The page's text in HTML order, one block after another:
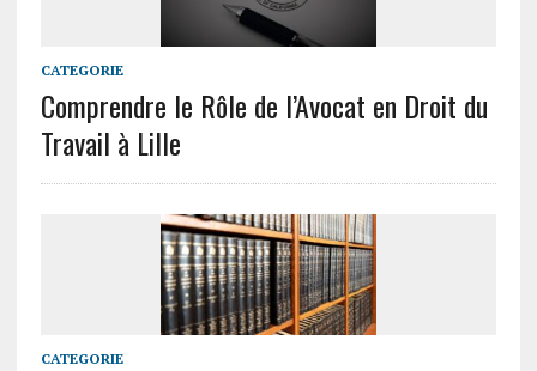
CATEGORIE
Comprendre le Rôle de l’Avocat en Droit du
Travail à Lille
CATEGORIE